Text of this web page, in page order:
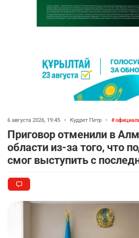
6 августа 2026, 19:45 • Кудрет Петр •
Приговор отменили в
области из-за того, что
смог выступить с